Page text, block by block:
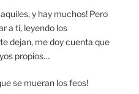
y hay muchos! Pero
a ti, leyendo los
dejan, me doy cuenta que
propios…
se mueran los feos!